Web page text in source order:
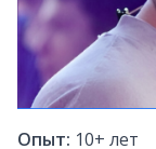
Опыт: 10+ лет